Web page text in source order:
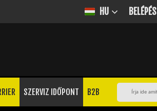
HU BELÉPÉS
SZERVIZ IDŐPONT B2B